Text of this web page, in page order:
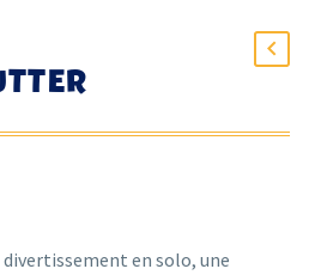
divertissement en solo, une